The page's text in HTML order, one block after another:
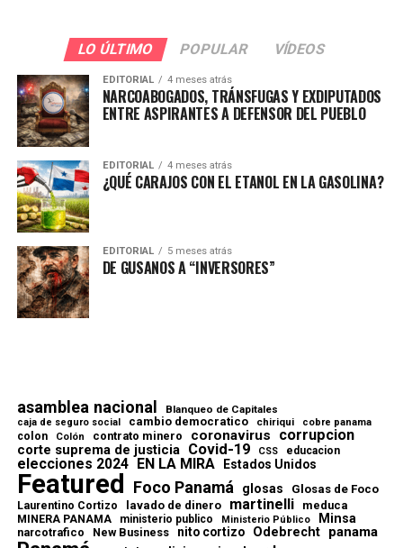
LO ÚLTIMO POPULAR VÍDEOS
EDITORIAL 4 meses atrás
NARCOABOGADOS, TRÁNSFUGAS Y EXDIPUTADOS
ENTRE ASPIRANTES A DEFENSOR DEL PUEBLO
EDITORIAL 4 meses atrás
¿QUÉ CARAJOS CON EL ETANOL EN LA GASOLINA?
EDITORIAL 5 meses atrás
DE GUSANOS A “INVERSORES”
asamblea nacional Blanqueo de Capitales
caja de seguro social cambio democratico chiriqui cobre panama
colon Colón contrato minero coronavirus corrupcion
corte suprema de justicia Covid-19 CSS educacion
elecciones 2024 EN LA MIRA Estados Unidos
Featured Foco Panamá glosas Glosas de Foco
Laurentino Cortizo lavado de dinero martinelli meduca
MINERA PANAMA ministerio publico Ministerio Público Minsa
narcotrafico New Business nito cortizo Odebrecht panama